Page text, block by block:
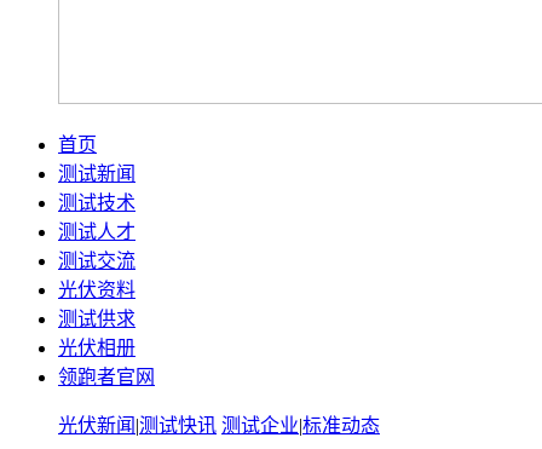
首页
测试新闻
测试技术
测试人才
测试交流
光伏资料
测试供求
光伏相册
领跑者官网
光伏新闻 |测试快讯 测试企业|标准动态